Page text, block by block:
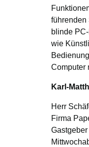
führenden
blinde
wie
Computer
Karl-
Herr
Firma